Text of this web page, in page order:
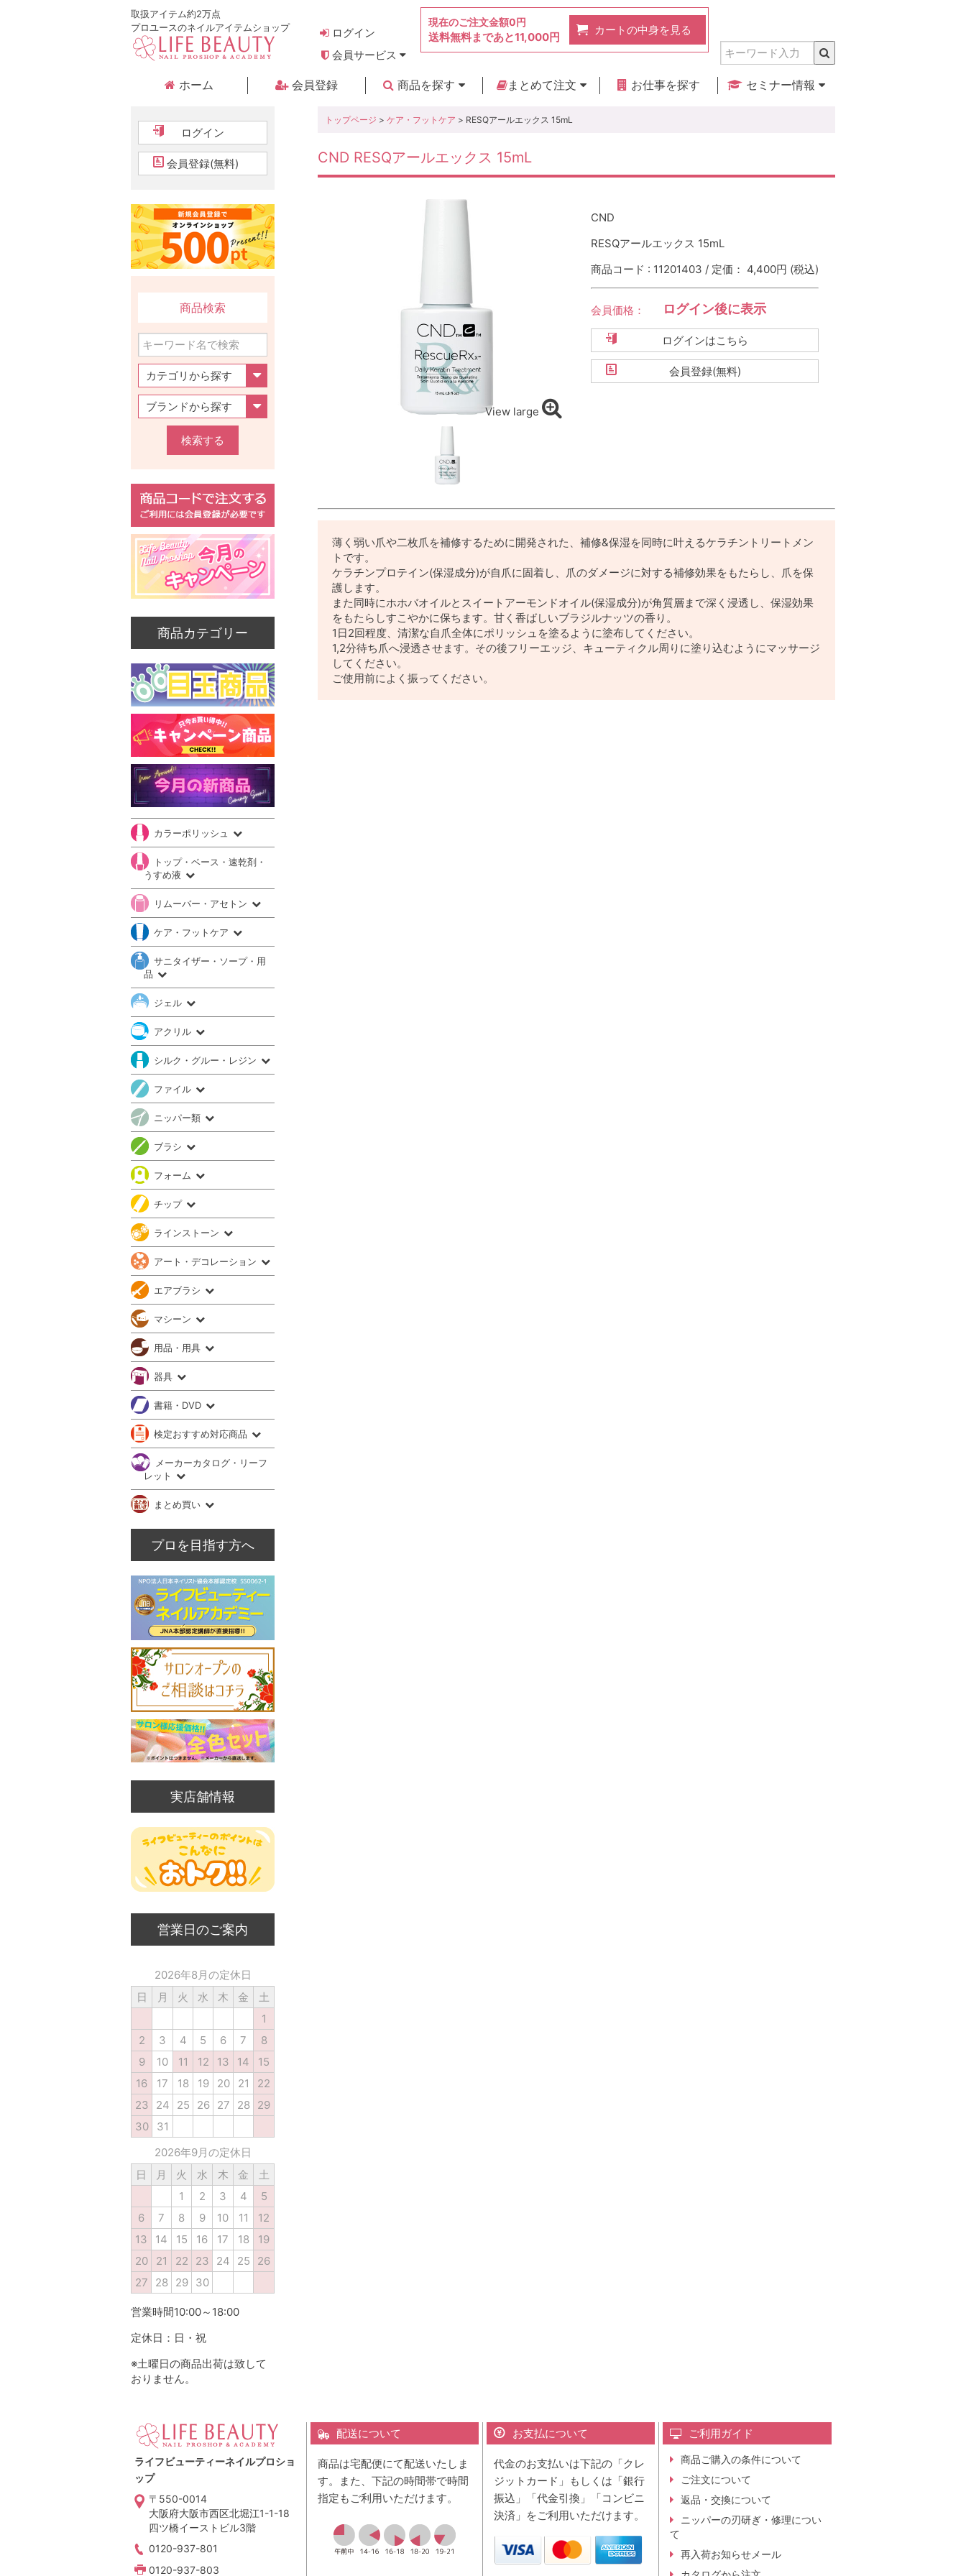
取扱アイテム約2万点
プロユースのネイルアイテムショップ
ログイン
会員サービス
現在のご注文金額0円
送料無料まであと11,000円
カートの中身を見る
ホーム 会員登録
商品を探す
まとめて注文
お仕事を探す
セミナー情報
トップページ > ケア・フットケア > RESQアールエックス 15mL
CND RESQアールエックス 15mL
View large
CND
RESQアールエックス 15mL
商品コード : 11201403 / 定価： 4,400円 (税込)
会員価格： ログイン後に表示
ログインはこちら
会員登録(無料)
薄く弱い爪や二枚爪を補修するために開発された、補修&保湿を同時に叶えるケラチントリートメン
トです。
ケラチンプロテイン(保湿成分)が自爪に固着し、爪のダメージに対する補修効果をもたらし、爪を保
護します。
また同時にホホバオイルとスイートアーモンドオイル(保湿成分)が角質層まで深く浸透し、保湿効果
をもたらしすこやかに保ちます。甘く香ばしいブラジルナッツの香り。
1日2回程度、清潔な自爪全体にポリッシュを塗るように塗布してください。
1,2分待ち爪へ浸透させます。その後フリーエッジ、キューティクル周りに塗り込むようにマッサージ
してください。
ご使用前によく振ってください。
ログイン
会員登録(無料)
商品検索
検索する
商品カテゴリー
カラーポリッシュ
トップ・ベース・速乾剤・
うすめ液
リムーバー・アセトン
ケア・フットケア
サニタイザー・ソープ・用
品
ジェル
アクリル
シルク・グルー・レジン
ファイル
ニッパー類
ブラシ
フォーム
チップ
ラインストーン
アート・デコレーション
エアブラシ
マシーン
用品・用具
器具
書籍・DVD
検定おすすめ対応商品
メーカーカタログ・リーフ
レット
まとめ買い
プロを目指す方へ
実店舗情報
営業日のご案内
2026年8月の定休日
日
月 火 水 木 金
土
1
2
3 4 5 6 7
8
9
10 11 12 13 14
15
16
17 18 19 20 21
22
23
24 25 26 27 28
29
30
31
2026年9月の定休日
日
月 火 水 木 金
土
1
2 3 4
5
6
7 8 9 10 11
12
13
14 15 16 17 18
19
20
21 22 23 24 25
26
27
28 29 30
営業時間10:00～18:00
定休日：日・祝
※土曜日の商品出荷は致して
おりません。
ライフビューティーネイルプロショ
ップ
〒550-0014
大阪府大阪市西区北堀江1-1-18
四ツ橋イーストビル3階
0120-937-801
0120-937-803
配送について
商品は宅配便にて配送いたしま
す。また、下記の時間帯で時間
指定もご利用いただけます。
お支払について
代金のお支払いは下記の「クレ
ジットカード」もしくは「銀行
振込」「代金引換」「コンビニ
決済」をご利用いただけます。
ご利用ガイド
商品ご購入の条件について
ご注文について
返品・交換について
ニッパーの刃研ぎ・修理につい
て
再入荷お知らせメール